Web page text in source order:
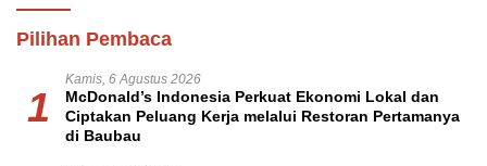
Pilihan Pembaca
1
Kamis, 6 Agustus 2026
McDonald’s Indonesia Perkuat Ekonomi Lokal dan
Ciptakan Peluang Kerja melalui Restoran Pertamanya
di Baubau